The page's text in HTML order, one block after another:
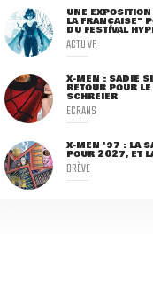
UNE
LA FRANÇAISE"
DU FESTIVAL
ACTU VF
X-MEN : SADIE
RETOUR POUR
SCHREIER
ECRANS
X-MEN '97 : LA
POUR 2027, ET
BRÈVE